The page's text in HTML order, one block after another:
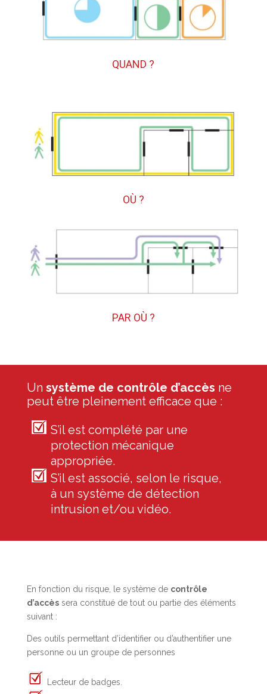
QUAND ?
OÙ ?
PAR OÙ ?
Un système de contrôle d’accès ne
peut être pleinement efficace que :
S’il est complété par une
protection mécanique
appropriée.
S’il est associé, selon le risque,
à un système de détection
intrusion et/ou vidéo.
En fonction du risque, le système de contrôle
d’accèssera constitué de tout ou partie des éléments
suivant :
Des outils permettant d’identifier ou d’authentifier une
personne ou un groupe de personnes
Lecteur de badges.